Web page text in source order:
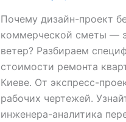
Почему дизайн-проект
коммерческой сметы —
ветер? Разбираем
стоимости ремонта
Киеве. От экспресс-
рабочих чертежей.
инженера-аналитика